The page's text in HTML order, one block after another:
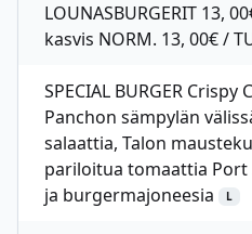
LOUNASBURGERIT 13,
kasvis NORM. 13, 00€ /
SPECIAL BURGER Crispy
Panchon sämpylän
salaattia, Talon
pariloitua tomaattia Port
ja burgermajoneesia
L